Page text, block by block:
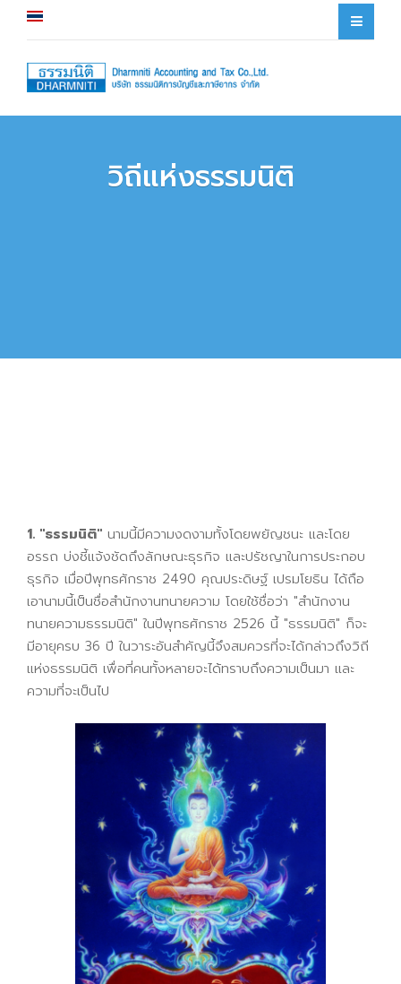
วิถีแห่งธรรมนิติ
1. "ธรรมนิติ" นามนี้มีความงดงามทั้งโดยพยัญชนะ และโดย
อรรถ บ่งชี้แจ้งชัดถึงลักษณะธุรกิจ และปรัชญาในการประกอบ
ธุรกิจ เมื่อปีพุทธศักราช 2490 คุณประดิษฐ์ เปรมโยธิน ได้ถือ
เอานามนี้เป็นชื่อสำนักงานทนายความ โดยใช้ชื่อว่า "สำนักงาน
ทนายความธรรมนิติ" ในปีพุทธศักราช 2526 นี้ "ธรรมนิติ" ก็จะ
มีอายุครบ 36 ปี ในวาระอันสำคัญนี้จึงสมควรที่จะได้กล่าวถึงวิถี
แห่งธรรมนิติ เพื่อที่คนทั้งหลายจะได้ทราบถึงความเป็นมา และ
ความที่จะเป็นไป
×